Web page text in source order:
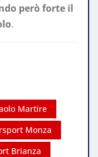
però forte il
.
Martire
Monza
Brianza